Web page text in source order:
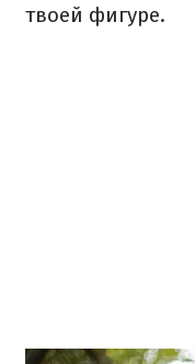
твоей фигуре.